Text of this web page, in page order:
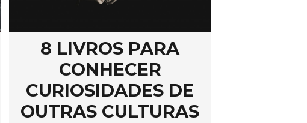
8 LIVROS PARA
CONHECER
CURIOSIDADES DE
OUTRAS CULTURAS